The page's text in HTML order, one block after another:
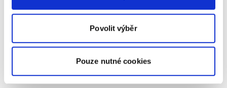
Povolit výběr
Pouze nutné cookies